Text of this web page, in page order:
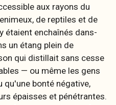
aux rayons du
de reptiles et de
étaient enchaînés dans-
un étang plein de
qui distillait sans cesse
— ou même les gens
qu'une bonté négative,
épaisses et pénétrantes.